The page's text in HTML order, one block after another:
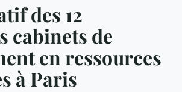
des 12
cabinets de
en ressources
à Paris